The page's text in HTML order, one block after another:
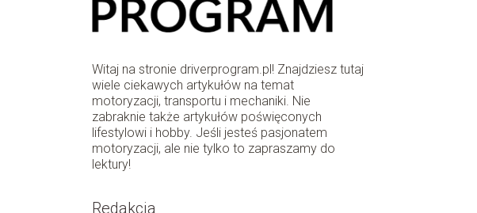
Witaj na stronie driverprogram.pl! Znajdziesz tutaj
wiele ciekawych artykułów na temat
motoryzacji, transportu i mechaniki. Nie
zabraknie także artykułów poświęconych
lifestylowi i hobby. Jeśli jesteś pasjonatem
motoryzacji, ale nie tylko to zapraszamy do
lektury!
Redakcja